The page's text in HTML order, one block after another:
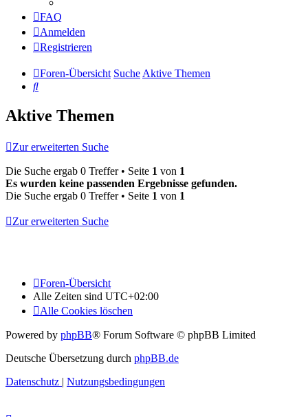
FAQ
Anmelden
Registrieren
Foren-Übersicht Suche Aktive Themen
Suche
Aktive Themen
Zur erweiterten Suche
Die Suche ergab 0 Treffer • Seite 1 von 1
Es wurden keine passenden Ergebnisse gefunden.
Die Suche ergab 0 Treffer • Seite 1 von 1
Zur erweiterten Suche
Foren-Übersicht
Alle Zeiten sind UTC+02:00
Alle Cookies löschen
Powered by phpBB® Forum Software © phpBB Limited
Deutsche Übersetzung durch phpBB.de
Datenschutz | Nutzungsbedingungen